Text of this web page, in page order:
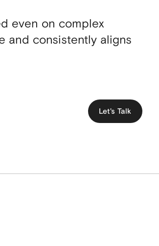
even on complex
and consistently aligns
Let's Talk